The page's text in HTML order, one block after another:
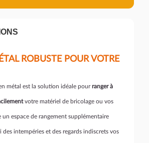
ROBUSTE POUR VOTRE
métal est la solution idéale pourranger à
votre matériel de bricolage ou vos
un espace de rangement supplémentaire
intempéries et des regards indiscrets vos